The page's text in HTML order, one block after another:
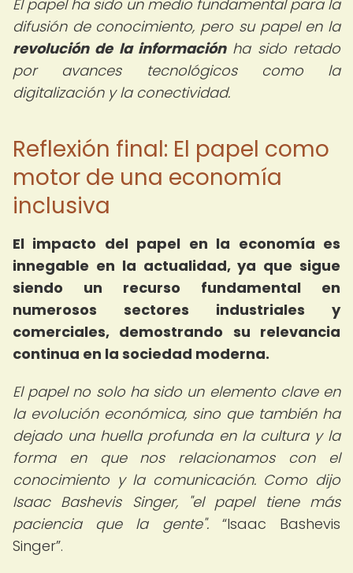
El papel ha sido un medio fundamental para la
difusión de conocimiento, pero su papel en la
revolución de la informaciónha sido retado
por avances tecnológicos como la
digitalización y la conectividad.
Reflexión final: El papel como
motor de una economía
inclusiva
El impacto del papel en la economía es
innegable en la actualidad, ya que sigue
siendo un recurso fundamental en
numerosos sectores industriales y
comerciales, demostrando su relevancia
continua en la sociedad moderna.
El papel no solo ha sido un elemento clave en
la evolución económica, sino que también ha
dejado una huella profunda en la cultura y la
forma en que nos relacionamos con el
conocimiento y la comunicación. Como dijo
Isaac Bashevis Singer, "el papel tiene más
paciencia que la gente".
Isaac Bashevis
Singer .